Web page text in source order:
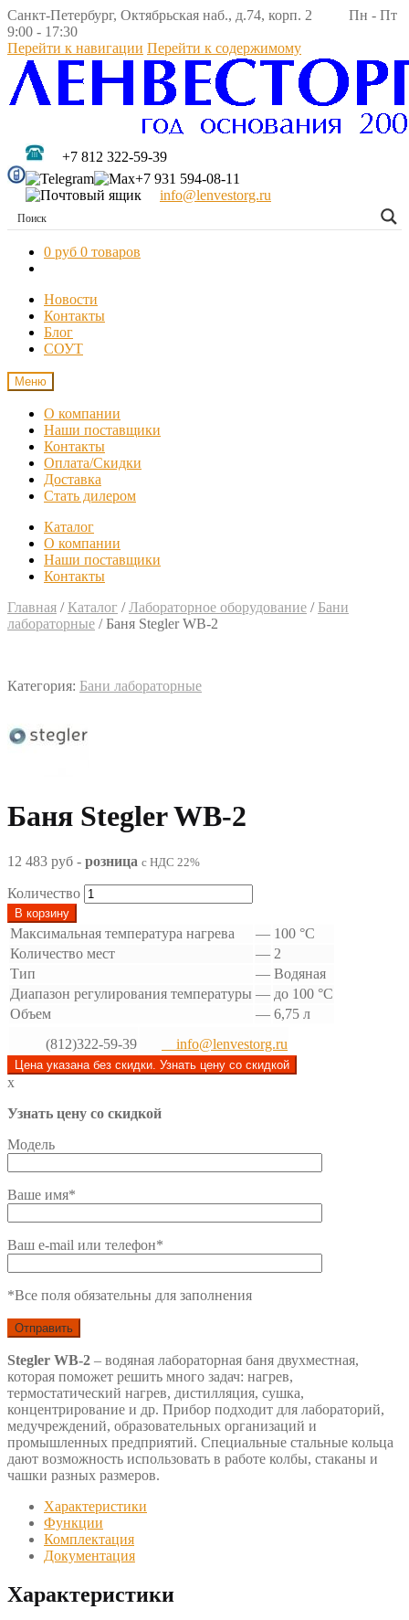
Санкт-Петербург, Октябрьская наб., д.74, корп. 2 Пн - Пт
9:00 - 17:30
Перейти к навигации Перейти к содержимому
+7 812 322-59-39
+7 931 594-08-11
info@lenvestorg.ru
0 руб 0 товаров
Новости
Контакты
Блог
СОУТ
Меню
О компании
Наши поставщики
Контакты
Оплата/Скидки
Доставка
Стать дилером
Каталог
О компании
Наши поставщики
Контакты
Главная / Каталог /Лабораторное оборудование / Бани
лабораторные /Баня Stegler WB-2
Категория: Бани лабораторные
Баня Stegler WB-2
12 483 руб - розница с НДС 22%
Количество
В корзину
Максимальная температура нагрева — 100 °С
Количество мест
— 2
Тип
— Водяная
Диапазон регулирования температуры — до 100 °С
Объем
— 6,75 л
(812)322-59-39
info@lenvestorg.ru
Цена указана без скидки. Узнать цену со скидкой
x
Узнать цену со скидкой
Модель
Ваше имя*
Ваш e-mail или телефон*
*Все поля обязательны для заполнения
Stegler WB-2 – водяная лабораторная баня двухместная,
которая поможет решить много задач: нагрев,
термостатический нагрев, дистилляция, сушка,
концентрирование и др. Прибор подходит для лабораторий,
медучреждений, образовательных организаций и
промышленных предприятий. Специальные стальные кольца
дают возможность использовать в работе колбы, стаканы и
чашки разных размеров.
Характеристики
Функции
Комплектация
Документация
Характеристики